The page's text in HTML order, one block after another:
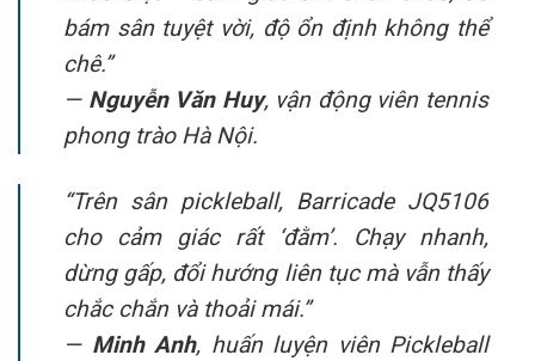
bám sân tuyệt vời, độ ổn định không thể
chê.”
— Nguyễn Văn Huy, vận động viên tennis
phong trào Hà Nội.
“Trên sân pickleball, Barricade JQ5106
cho cảm giác rất ‘đằm’. Chạy nhanh,
dừng gấp, đổi hướng liên tục mà vẫn thấy
chắc chắn và thoải mái.”
— Minh Anh, huấn luyện viên Pickleball